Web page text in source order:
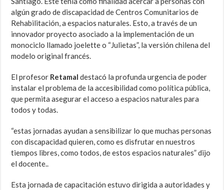
algún grado de discapacidad de Centros Comunitarios de
Rehabilitación, a espacios naturales. Esto, a través de un
innovador proyecto asociado a la implementación de un
monociclo llamado joelette o “Julietas”, la versión chilena del
modelo original francés.
El profesor Retamal destacó la profunda urgencia de poder
instalar el problema de la accesibilidad como política pública,
que permita asegurar el acceso a espacios naturales para
todos y todas.
“estas jornadas ayudan a sensibilizar lo que muchas personas
con discapacidad quieren, como es disfrutar en nuestros
tiempos libres, como todos, de estos espacios naturales” dijo
el docente..
Esta jornada de capacitación estuvo dirigida a autoridades y